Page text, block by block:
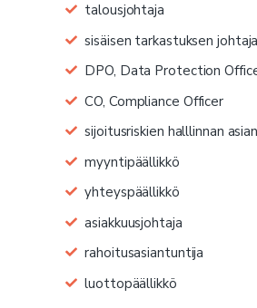
talousjohtaja
sisäisen tarkastuksen johtaja
DPO, Data Protection
CO, Compliance Officer
sijoitusriskien halllinnan
myyntipäällikkö
yhteyspäällikkö
asiakkuusjohtaja
rahoitusasiantuntija
luottopäällikkö